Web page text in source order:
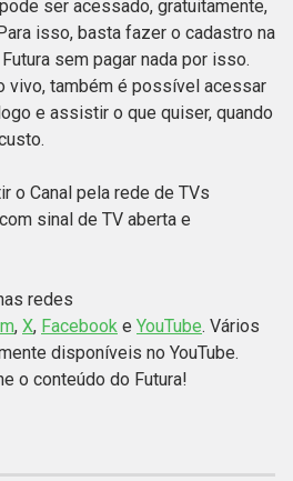
ser acessado, gratuitamente,
isso, basta fazer o cadastro na
sem pagar nada por isso.
vivo, também é possível acessar
e assistir o que quiser, quando
o Canal pela rede de TVs
sinal de TV aberta e
redes
, X, Facebook e YouTube. Vários
disponíveis no YouTube.
o conteúdo do Futura!